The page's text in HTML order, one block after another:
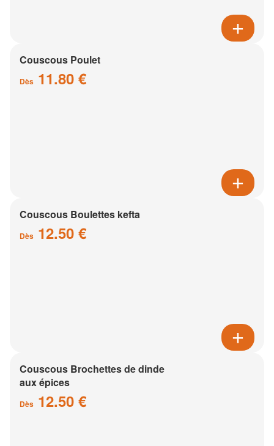
Couscous Poulet
Dès 11.80 €
Couscous Boulettes kefta
Dès 12.50 €
Couscous Brochettes de dinde
aux épices
Dès 12.50 €